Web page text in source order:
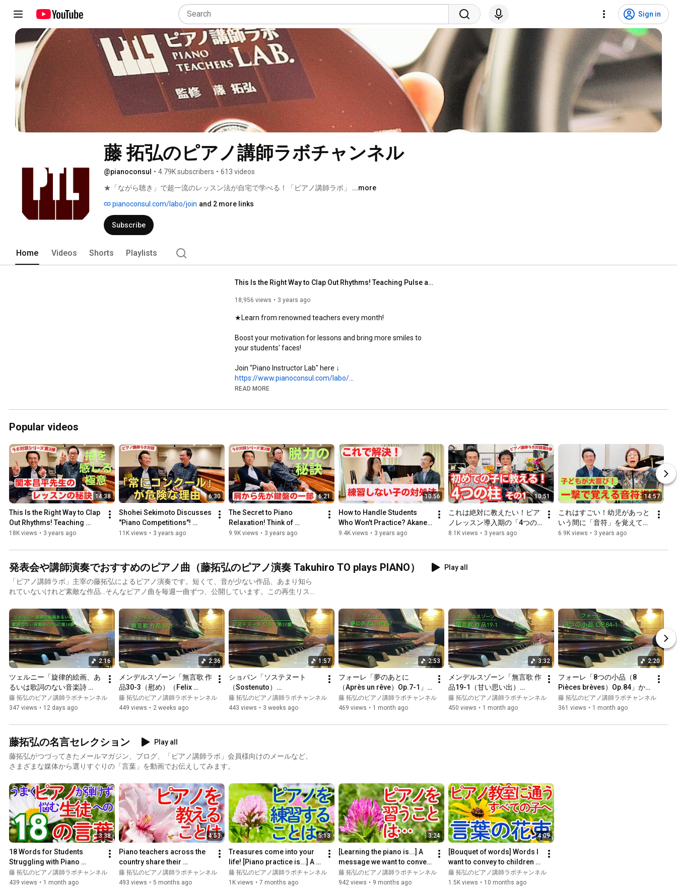
Sign in
藤 拓弘のピアノ講師ラボチャンネル
@pianoconsul • 4.79K subscribers • 613 videos
★「ながら聴き」で超一流のレッスン法が自宅で学べる！「ピアノ講師ラボ」 ...more
pianoconsul.com/labo/join and 2 more links
Subscribe
Home Videos Shorts Playlists
This Is the Right Way to Clap Out Rhythms! Teaching Pulse and Musical Clapping from Early Childho...
18,956 views 3 years ago
★Learn from renowned teachers every month!
Boost your motivation for lessons and bring more smiles to
your students' faces!
https://www.pianoconsul.com/labo/
Sometimes, I'll play such short piano pieces.
・・・　・・・　・・・　・・・
【A gift for those watching our YouTube channel】
A best collection of past interview audio from "Piano Instructor
Lab"!
Registration takes only 3 minutes! Listen now!
★4013 piano teachers were moved!
https://www.pianoconsul.com/freegift/
Piano Instructor Lab Channel's Video Interview Series!
The 5th installment is the "second part" of our interview with
pianist Shohei Sekimoto.
https://sekimoto-ms.com/
As you may know, Mr. Sekimoto is a world-renowned pianist
who won 4th place at the 15th International Chopin Piano
appearing on "Piano Instructor Lab"!
In the March 2023 issue, we delivered "Part 1," and in the April
issue, "Part 2."
We've already received a great deal of positive feedback from
our members, and it seems they're already incorporating what
they've learned into their lessons, along with the videos we've
posted on our YouTube channel.
[Here are 3 supplementary videos for the March 2023 issue
READ MORE
Popular videos
14:38
This Is the Right Way to Clap
Out Rhythms! Teaching
Pulse and Musical Clapping
18K views • 3 years ago
6:30
Shohei Sekimoto Discusses
"Piano Competitions"!
(Piano Teacher Lab Video
11K views • 3 years ago
6:21
The Secret to Piano
Relaxation! Think of
Everything From Your
the Keys: ...
9.9K views • 3 years ago
10:56
How to Handle Students
Who Won't Practice? Akane
Maruko's Secrets to Piano
9.4K views • 3 years ago
10:51
これは絶対に教えたい！ピア
ノレッスン導入期の「4つの
柱」（その1）（ピアノ講師
ノ講師ラボ#藤原亜津子先生
8.1K views • 3 years ago
14:57
これはすごい！幼児があっと
いう間に「音符」を覚えてし
まうレッスン法（ピアノ講師
ノ講師ラボ#田村智子先生
6.9K views • 3 years ago
発表会や講師演奏でおすすめのピアノ曲（藤拓弘のピアノ演奏 Takuhiro TO plays PIANO）
Play all
「ピアノ講師ラボ」主宰の藤拓弘によるピアノ演奏です。短くて、音が少ない作品、あまり知ら
れていないけれど素敵な作品…そんなピアノ曲を毎週一曲ずつ、公開しています。この再生リスト
など、ゆったりと安心してお聴きいただけるかと思います。お子さまの発表会の選曲や、ピアノ
の先生の講師演奏、コンサートのアンコール曲などの選曲の際に、お役に立てていただけました
ら幸いです。★ピアノは、昭和40年代に作られたKAWAIのアップライトピアノ。黒柳朝さん（黒
柳徹子さんのお母さま）が所有していたものです。古いピアノののため、音がくるいやすかった
り、ペダルがきしんだりしますが、味わい深い音がして、とても大好きなピアノです。★収録場所
は八ヶ岳の麓にある秘密のアジトにて。ときどき鳥の鳴き声が入っていますが、ご容赦ください…
Dies ist eine Klavierdarbietung von Takuhiro TO. Kurze Stücke mit wenigen Klängen, wenig
bekannte, aber wundervolle Stücke... jede Woche wird ein solches Klavierstück veröffentlicht.
2:16
ツェルニー「旋律的絵画、あ
るいは歌詞のない音楽詩
Op.667 第14番」（Carl
Czerny Op.667-14）」（演
ヶ岳
藤 拓弘のピアノ講師ラボチャンネル
347 views • 12 days ago
2:36
メンデルスゾーン「無言歌 作
品30-3（慰め）（Felix
Mendelssohn Lieder ohne
Worte Op.30-3）」（演奏 藤
八ヶ岳
藤 拓弘のピアノ講師ラボチャンネル
449 views • 2 weeks ago
1:57
ショパン「ソステヌート
（Sostenuto）
KK.IVb/10（ワルツ 第17
番）」（演奏：藤 拓弘）#ピ
藤 拓弘のピアノ講師ラボチャンネル
443 views • 3 weeks ago
2:53
フォーレ「夢のあとに
（Après un rêve）Op.7-1」
（Gabriel Fauré、Arturo
Luzzatti・編曲）（演奏 藤 拓
麓 #フォーレ
藤 拓弘のピアノ講師ラボチャンネル
469 views • 1 month ago
3:32
メンデルスゾーン「無言歌 作
品19-1（甘い思い出）
（Felix Mendelssohn Lieder
ohne Worte Op.19-1）」（演
ン#八ヶ岳
藤 拓弘のピアノ講師ラボチャンネル
450 views • 1 month ago
2:20
フォーレ「8つの小品（8
Pièces brèves）Op.84」か
ら第1曲「1.Capriccio」
（Gabriel Fauré）（演奏 藤
ック音楽#フォーレ
藤 拓弘のピアノ講師ラボチャンネル
361 views • 1 month ago
藤拓弘の名言セレクション
Play all
藤拓弘がつづってきたメールマガジン、ブログ、「ピアノ講師ラボ」会員様向けのメールなど、
さまざまな媒体から選りすぐりの「言葉」を動画でお伝えしてみます。
3:38
18 Words for Students
Struggling with Piano
[Takuhiro Fuji's Word Series
Part 5] #PianoTeacherLab
藤 拓弘のピアノ講師ラボチャンネル
439 views • 1 month ago
4:53
Piano teachers across the
country share their
thoughts! [Teaching piano]
Bouquet of words, Part 4...
藤 拓弘のピアノ講師ラボチャンネル
493 views • 5 months ago
5:13
Treasures come into your
life! [Piano practice is...] A
bouquet of words to share
with piano stud...
藤 拓弘のピアノ講師ラボチャンネル
1K views • 7 months ago
3:24
[Learning the piano is...] A
message we want to convey
to all children who want to
learn piano an...
藤 拓弘のピアノ講師ラボチャンネル
942 views • 9 months ago
4:09
[Bouquet of words] Words I
want to convey to children
attending piano lessons ~
Tweets from a mal...
藤 拓弘のピアノ講師ラボチャンネル
1.5K views • 10 months ago